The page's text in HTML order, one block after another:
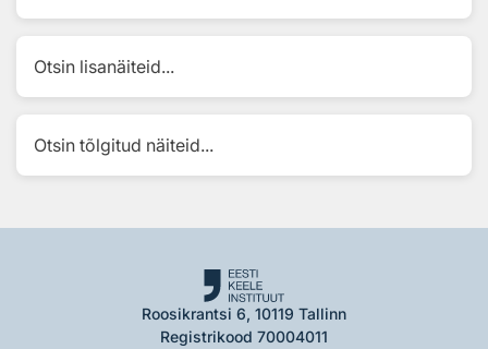
Otsin lisanäiteid...
Otsin tõlgitud näiteid...
Roosikrantsi 6, 10119 Tallinn
Registrikood 70004011